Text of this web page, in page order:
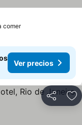
comerVer precios
Ver precios
Compartir